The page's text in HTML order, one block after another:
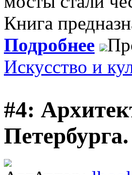
Книга
Подробнее
Искусство и
#4: